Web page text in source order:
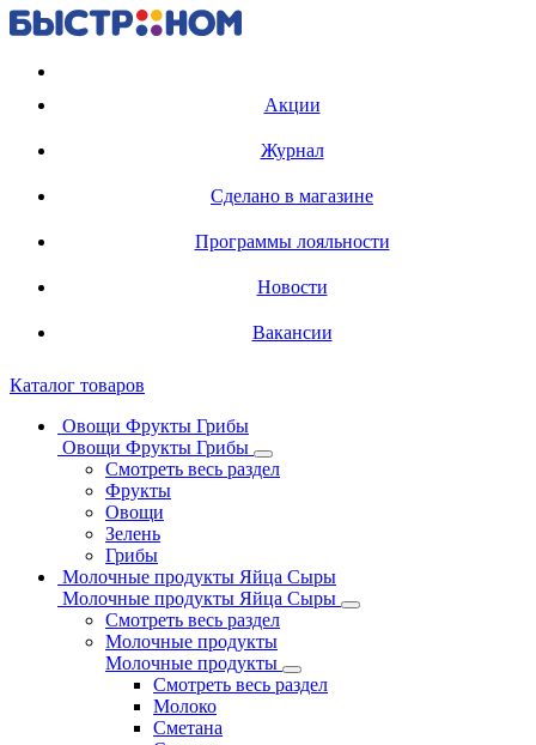
Акции
Журнал
Сделано в магазине
Программы лояльности
Новости
Вакансии
Каталог товаров
Овощи Фрукты Грибы
Овощи Фрукты Грибы
Смотреть весь раздел
Фрукты
Овощи
Зелень
Грибы
Молочные продукты Яйца Сыры
Молочные продукты Яйца Сыры
Смотреть весь раздел
Молочные продукты
Молочные продукты
Смотреть весь раздел
Молоко
Сметана